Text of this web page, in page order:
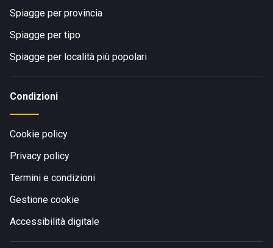
Spiagge per provincia
Spiagge per tipo
Spiagge per località più popolari
Condizioni
Cookie policy
Privacy policy
Termini e condizioni
Gestione cookie
Accessibilità digitale